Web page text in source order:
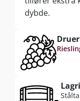
dybde.
Druer